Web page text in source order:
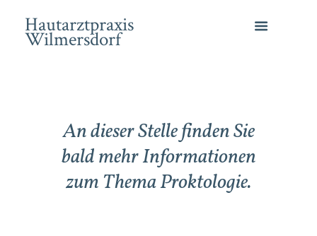
Hautarztpraxis
Wilmersdorf
An dieser Stelle finden Sie
bald mehr Informationen
zum Thema Proktologie.